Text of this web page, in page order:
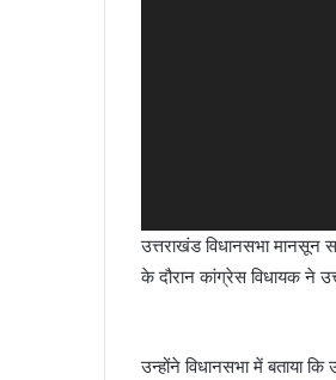
उत्तराखंड विधानसभा मानसून
के दौरान कांग्रेस विधायक ने
उन्होंने विधानसभा में बताया